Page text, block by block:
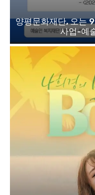
양평문화재단, 오는
사업-예